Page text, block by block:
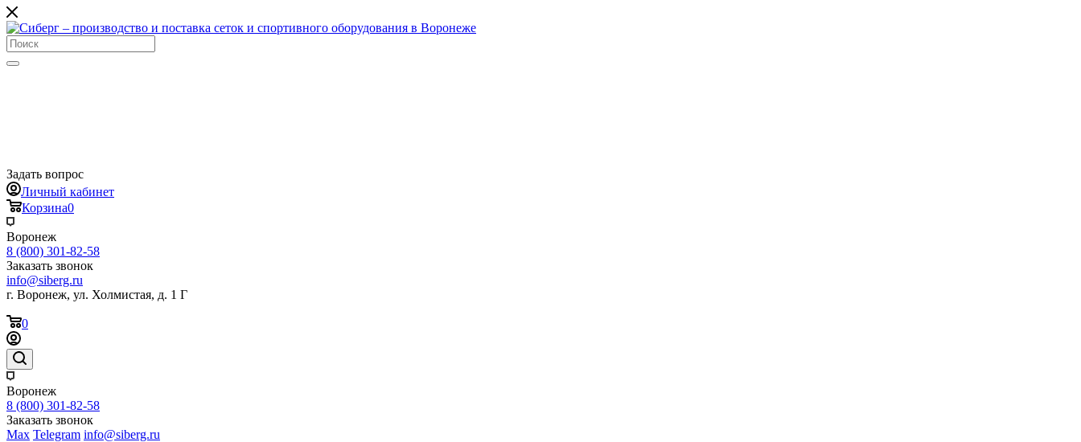
Задать вопрос
Личный кабинет
Корзина0
Воронеж
8 (800) 301-82-58
Заказать звонок
info@siberg.ru
г. Воронеж, ул. Холмистая, д. 1 Г
0
Воронеж
8 (800) 301-82-58
Заказать звонок
Max Telegram info@siberg.ru